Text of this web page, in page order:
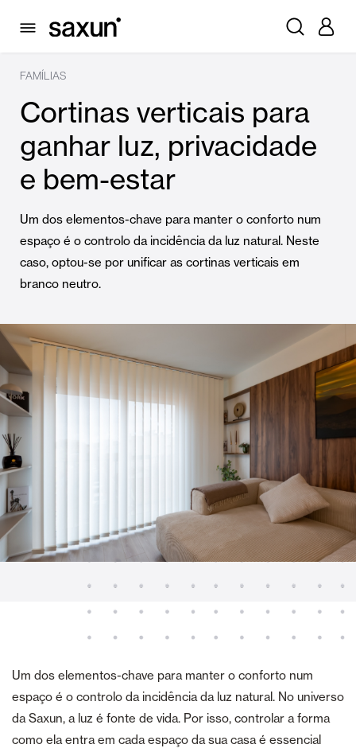
FAMÍLIAS
Cortinas verticais para
ganhar luz, privacidade
e bem-estar
Um dos elementos-chave para manter o conforto num
espaço é o controlo da incidência da luz natural. Neste
caso, optou-se por unificar as cortinas verticais em
branco neutro.
Um dos elementos-chave para manter o conforto num
espaço é o controlo da incidência da luz natural. No universo
da Saxun, a luz é fonte de vida. Por isso, controlar a forma
como ela entra em cada espaço da sua casa é essencial